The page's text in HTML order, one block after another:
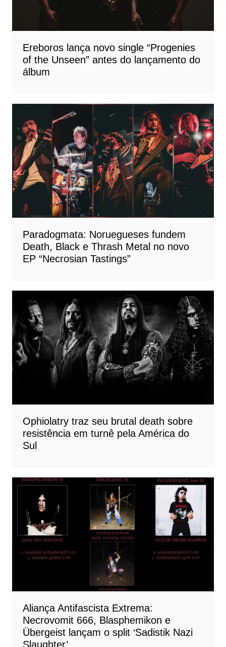
Ereboros lança novo single “Progenies
of the Unseen” antes do lançamento do
álbum
Paradogmata: Noruegueses fundem
Death, Black e Thrash Metal no novo
EP “Necrosian Tastings”
Ophiolatry traz seu brutal death sobre
resistência em turnê pela América do
Sul
Aliança Antifascista Extrema:
Necrovomit 666, Blasphemikon e
Übergeist lançam o split ‘Sadistik Nazi
Slaughter’